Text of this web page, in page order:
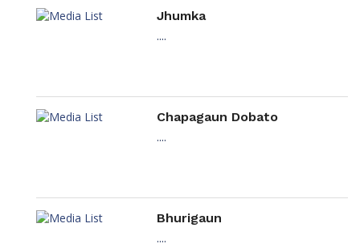
Jhumka
....
Chapagaun Dobato
....
Bhurigaun
....